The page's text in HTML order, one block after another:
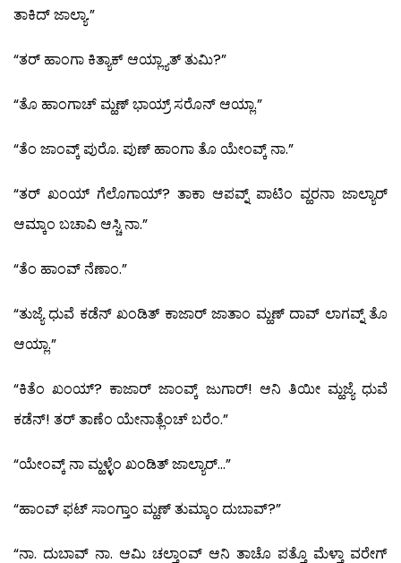
ತಾಕಿದ್ ಜಾಲ್ಯಾ.”
“ತರ್ ಹಾಂಗಾ ಕಿತ್ಯಾಕ್ ಆಯ್ಲ್ಯಾತ್ ತುಮಿ?”
“ತೊ ಹಾಂಗಾಚ್ ಮ್ಹಣ್ ಭಾಯ್ರ್ ಸರೊನ್ ಆಯ್ಲಾ.”
“ತೆಂ ಜಾಂವ್ಕ್ ಪುರೊ. ಪುಣ್ ಹಾಂಗಾ ತೊ ಯೇಂವ್ಕ್ ನಾ.”
“ತರ್ ಖಂಯ್ ಗೆಲೊಗಾಯ್? ತಾಕಾ ಆಪವ್ನ್ ಪಾಟಿಂ ವ್ಹರನಾ ಜಾಲ್ಯಾರ್
ಆಮ್ಕಾಂ ಬಚಾವಿ ಆಸ್ಚಿ ನಾ.”
“ತೆಂ ಹಾಂವ್ ನೆಣಾಂ.”
“ತುಜ್ಯೆ ಧುವೆ ಕಡೆನ್ ಖಂಡಿತ್ ಕಾಜಾರ್ ಜಾತಾಂ ಮ್ಹಣ್ ದಾವ್ ಲಾಗವ್ನ್ ತೊ
ಆಯ್ಲಾ.”
“ಕಿತೆಂ ಖಂಯ್? ಕಾಜಾರ್ ಜಾಂವ್ಕ್ ಜುಗಾರ್! ಆನಿ ತಿಯೀ ಮ್ಹಜ್ಯೆ ಧುವೆ
ಕಡೆನ್! ತರ್ ತಾಣೆಂ ಯೇನಾತ್ಲೆಂಚ್ ಬರೆಂ.”
“ಯೇಂವ್ಕ್ ನಾ ಮ್ಹಳ್ಳೆಂ ಖಂಡಿತ್ ಜಾಲ್ಯಾರ್…”
“ಹಾಂವ್ ಫಟ್ ಸಾಂಗ್ತಾಂ ಮ್ಹಣ್ ತುಮ್ಕಾಂ ದುಬಾವ್?”
“ನಾ. ದುಬಾವ್ ನಾ. ಆಮಿ ಚಲ್ತಾಂವ್ ಆನಿ ತಾಚೊ ಪತ್ತೊ ಮೆಳ್ತಾ ವರೇಗ್